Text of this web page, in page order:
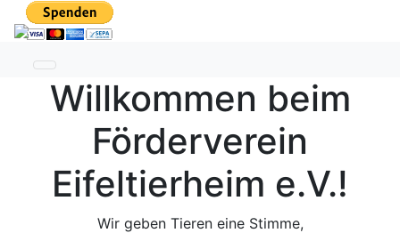
Toggle navigation
Willkommen beim
Förderverein
Eifeltierheim e.V.!
Wir geben Tieren eine Stimme,